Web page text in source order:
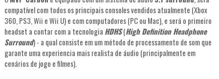
compatível com todos os principais consoles vendidos atualmente (Xbox
360, PS3, Wii e Wii U) e com computadores (PC ou Mac), e será o primeiro
headset a contar com a tecnologia HDHS(High Definition Headphone
Surround) - a qual consiste em um método de processamento de som que
garante uma experiencia mais realista de áudio (principalmente em
cenários de jogo e filmes).